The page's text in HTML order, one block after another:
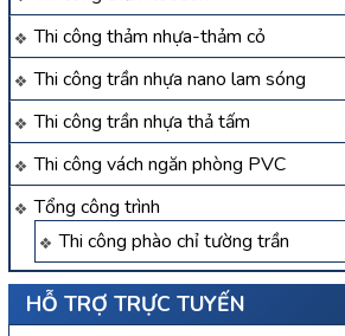
Thi công thảm nhựa-thảm cỏ
Thi công trần nhựa nano lam sóng
Thi công trần nhựa thả tấm
Thi công vách ngăn phòng PVC
Tổng công trình
Thi công phào chỉ tường trần
HỖ TRỢ TRỰC TUYẾN